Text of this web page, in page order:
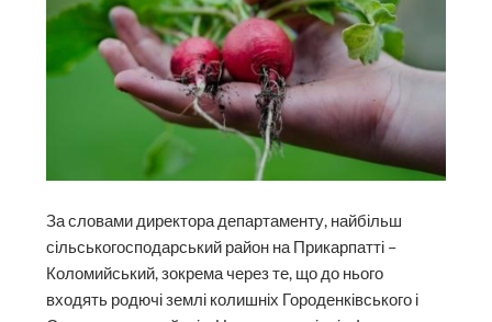
За словами директора департаменту, найбільш
сільськогосподарський район на Прикарпатті –
Коломийський, зокрема через те, що до нього
входять родючі землі колишніх Городенківського і